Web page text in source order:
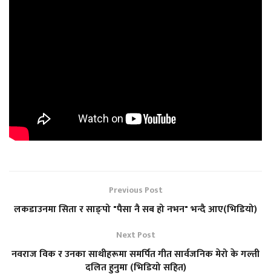
Previous Post
लकडाउनमा सिता र साङ्पो "पैसा नै सब हो नभन" भन्दै आए(भिडियो)
Next Post
नवराज विक र उनका साथीहरूमा समर्पित गीत सार्वजनिक मेरो के गल्ती
दलित हुनुमा (भिडियो सहित)